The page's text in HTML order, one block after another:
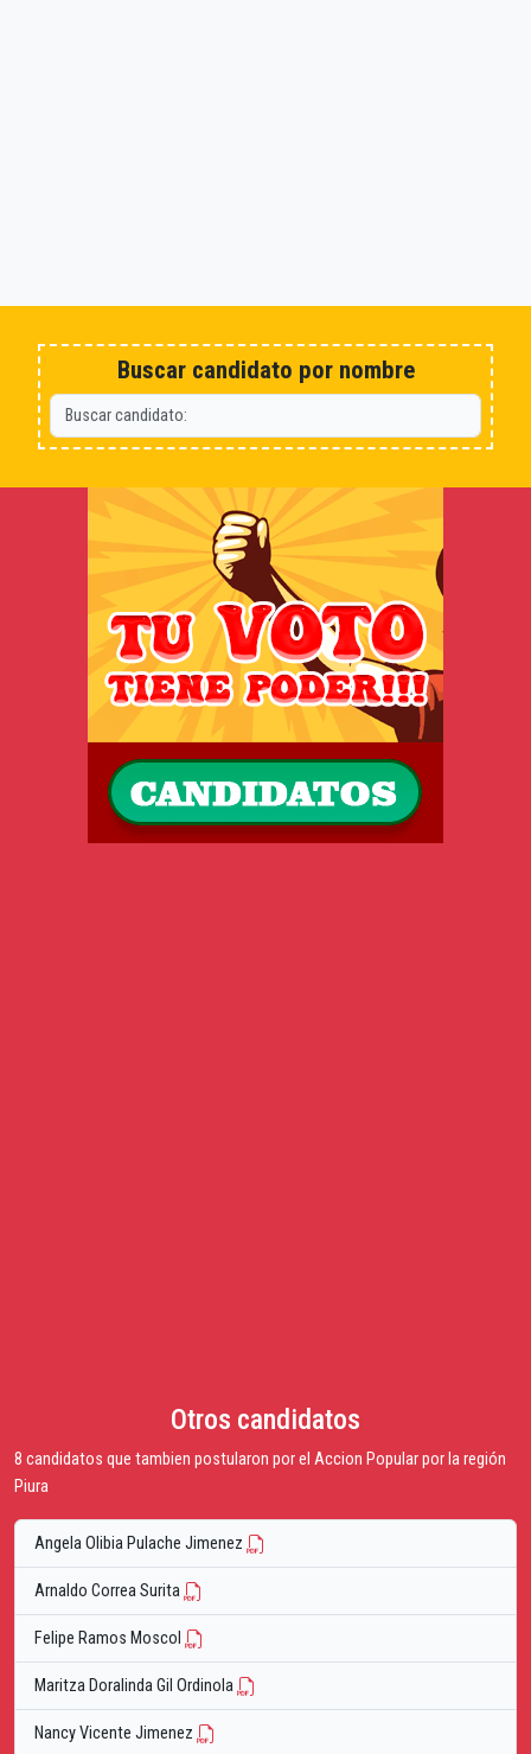
Buscar candidato por nombre
Otros candidatos
8 candidatos que tambien postularon por el Accion Popular por la región
Piura
Angela Olibia Pulache Jimenez
Arnaldo Correa Surita
Felipe Ramos Moscol
Maritza Doralinda Gil Ordinola
Nancy Vicente Jimenez